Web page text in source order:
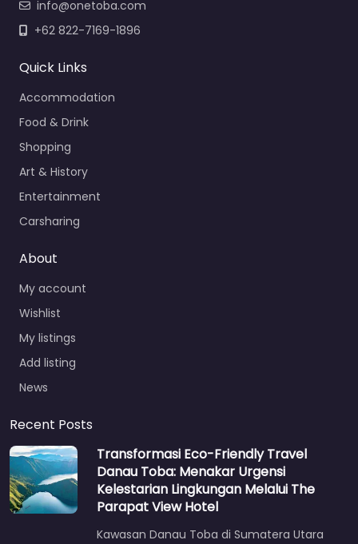
info@onetoba.com
+62 822-7169-1896
Quick Links
Accommodation
Food & Drink
Shopping
Art & History
Entertainment
Carsharing
About
My account
Wishlist
My listings
Add listing
News
Recent Posts
Transformasi Eco-Friendly Travel
Danau Toba: Menakar Urgensi
Kelestarian Lingkungan Melalui The
Parapat View Hotel
Kawasan Danau Toba di Sumatera Utara